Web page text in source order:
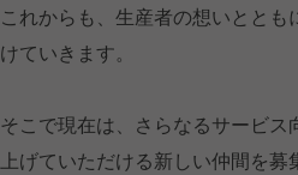
これからも、生産者の想いとと
けていきます。
そこで現在は、さらなるサービ
上げていただける新しい仲間を募